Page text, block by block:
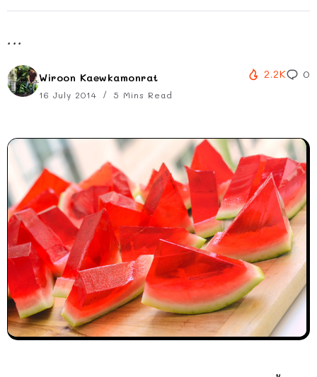
...
Wiroon Kaewkamonrat
16 July 2014 5 Mins Read
2.2K 0